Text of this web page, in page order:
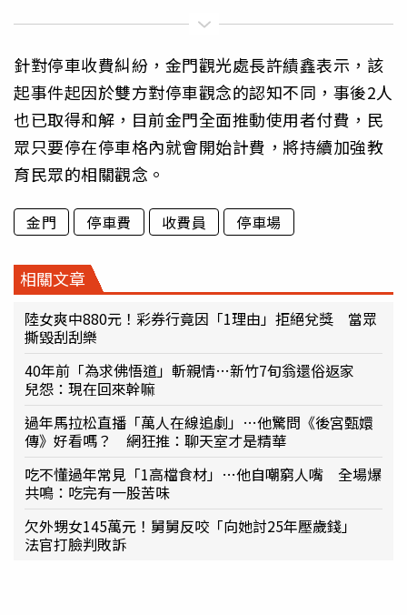
針對停車收費糾紛，金門觀光處長許績鑫表示，該
起事件起因於雙方對停車觀念的認知不同，事後2人
也已取得和解，目前金門全面推動使用者付費，民
眾只要停在停車格內就會開始計費，將持續加強教
育民眾的相關觀念。
金門 停車費 收費員 停車場
相關文章
陸女爽中880元！彩券行竟因「1理由」拒絕兌獎 當眾
撕毀刮刮樂
40年前「為求佛悟道」斬親情…新竹7旬翁還俗返家
兒怨：現在回來幹嘛
過年馬拉松直播「萬人在線追劇」…他驚問《後宮甄嬛
傳》好看嗎？ 網狂推：聊天室才是精華
吃不懂過年常見「1高檔食材」…他自嘲窮人嘴 全場爆
共鳴：吃完有一股苦味
欠外甥女145萬元！舅舅反咬「向她討25年壓歲錢」
法官打臉判敗訴